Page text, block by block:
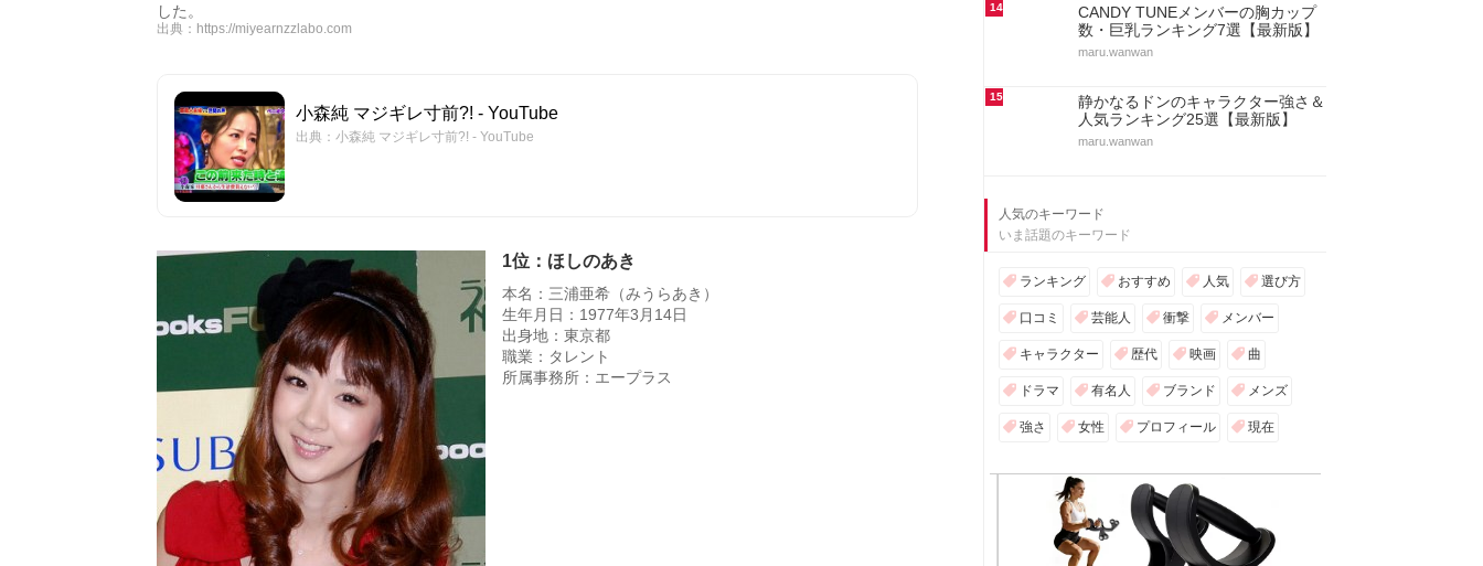
した。
出典： https://miyearnzzlabo.com
小森純 マジギレ寸前?! - YouTube
出典：小森純 マジギレ寸前?! - YouTube
1位：ほしのあき
本名：三浦亜希（みうらあき）
生年月日：1977年3月14日
出身地：東京都
職業：タレント
所属事務所：エープラス
14
CANDY TUNEメンバーの胸カップ
数・巨乳ランキング7選【最新版】
maru.wanwan
15
静かなるドンのキャラクター強さ＆
人気ランキング25選【最新版】
maru.wanwan
人気のキーワード
いま話題のキーワード
ランキング おすすめ 人気 選び方
口コミ 芸能人 衝撃 メンバー
キャラクター 歴代 映画 曲
ドラマ 有名人 ブランド メンズ
強さ 女性 プロフィール 現在